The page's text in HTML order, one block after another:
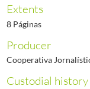
Extents
8 Páginas
Producer
Cooperativa
Custodial history